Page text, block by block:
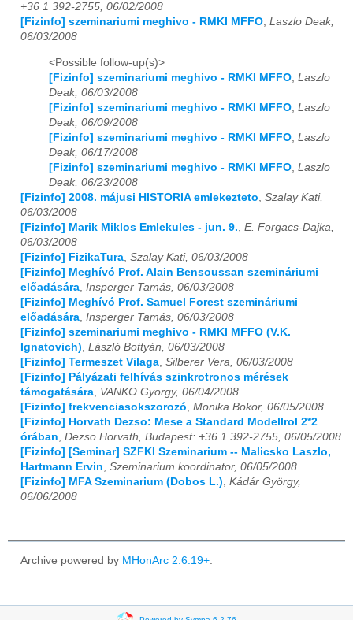
2022 01 02 03 04 05 06 07
2023 01 02
01 02 03 05 06 07 09 10 11 12
01 02 03 04 05 06 07 08 09 10 11 12
01 02 03 04 05 06 07 08 09 10 11 12
+36 1 392-2755, 06/02/2008
[Fizinfo] szeminariumi meghivo - RMKI MFFO, Laszlo Deak,
06/03/2008
<Possible follow-up(s)>
[Fizinfo] szeminariumi meghivo - RMKI MFFO Laszlo
Deak, 06/03/2008
[Fizinfo] szeminariumi meghivo - RMKI MFFO Laszlo
Deak, 06/09/2008
[Fizinfo] szeminariumi meghivo - RMKI MFFO Laszlo
Deak, 06/17/2008
[Fizinfo] szeminariumi meghivo - RMKI MFFO Laszlo
Deak, 06/23/2008
[Fizinfo] 2008. májusi HISTORIA emlekezteto Szalay Kati,
06/03/2008
[Fizinfo] Marik Miklos Emlekules - jun. 9. E. Forgacs-Dajka,
06/03/2008
[Fizinfo] FizikaTura Szalay Kati, 06/03/2008
[Fizinfo] Meghívó Prof. Alain Bensoussan szemináriumi
előadására Insperger Tamás, 06/03/2008
[Fizinfo] Meghívó Prof. Samuel Forest szemináriumi
előadására Insperger Tamás, 06/03/2008
[Fizinfo] szeminariumi meghivo - RMKI MFFO (V.K.
Ignatovich) László Bottyán, 06/03/2008
[Fizinfo] Termeszet Vilaga Silberer Vera, 06/03/2008
[Fizinfo] Pályázati felhívás szinkrotronos mérések
támogatására VANKO Gyorgy, 06/04/2008
[Fizinfo] frekvenciasokszorozó Monika Bokor, 06/05/2008
[Fizinfo] Horvath Dezso: Mese a Standard Modellrol 2*2
órában Dezso Horvath, Budapest: +36 1 392-2755, 06/05/2008
[Fizinfo] [Seminar] SZFKI Szeminarium -- Malicsko Laszlo,
Hartmann Ervin Szeminarium koordinator, 06/05/2008
[Fizinfo] MFA Szeminarium (Dobos L.) Kádár György,
06/06/2008
Archive powered by MHonArc 2.6.19+.